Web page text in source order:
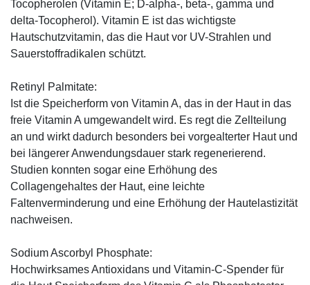
Tocopherolen (Vitamin E; D-alpha-, beta-, gamma und
delta-Tocopherol). Vitamin E ist das wichtigste
Hautschutzvitamin, das die Haut vor UV-Strahlen und
Sauerstoffradikalen schützt.
Retinyl Palmitate:
Ist die Speicherform von Vitamin A, das in der Haut in das
freie Vitamin A umgewandelt wird. Es regt die Zellteilung
an und wirkt dadurch besonders bei vorgealterter Haut und
bei längerer Anwendungsdauer stark regenerierend.
Studien konnten sogar eine Erhöhung des
Collagengehaltes der Haut, eine leichte
Faltenverminderung und eine Erhöhung der Hautelastizität
nachweisen.
Sodium Ascorbyl Phosphate:
Hochwirksames Antioxidans und Vitamin-C-Spender für